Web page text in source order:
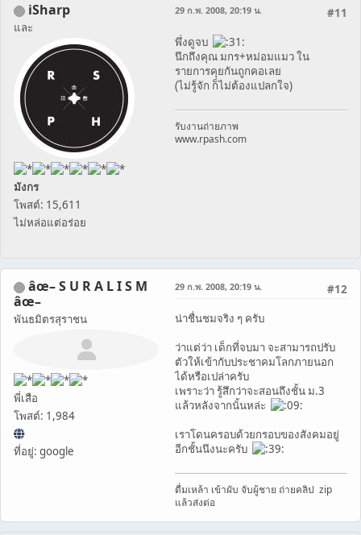
iSharp
และ
มังกร
โพสต์: 15,611
ไม่หล่อแต่อร่อย
#11
29 ก.พ. 2008, 20:19 น.
พึ่งดูจบ
นึกถึงคุณ มกร+หม่อมแมว ใน
รายการคุยกันถูกคอเลย
(ไม่รู้จัก ก็ไม่ต้องแปลกใจ)
รับงานถ่ายภาพ
www.rpash.com
âœ– S U R A L I S M
âœ–
พันธมิตรสุราชน
พี่เสือ
โพสต์: 1,984
ที่อยู่: google
#12
29 ก.พ. 2008, 20:19 น.
น่าชื่นชมจริง ๆ ครับ
ว่าแต่ว่า เด็กที่จบมา จะสามารถปรับ
ตัวให้เข้ากับประชาคมโลกภายนอก
ได้หรือเปล่าครับ
เพราะว่า รู้สึกว่าจะสอนถึงชั้น ม.3
แล้วหลังจากนั้นหล่ะ
เราโดนครอบด้วยกรอบของสังคมอยู่
อีกชั้นนึงนะครับ
ดื่มเหล้า เข้าผับ จับผู้ชาย ถ่ายคลิป zip
แล้วส่งต่อ